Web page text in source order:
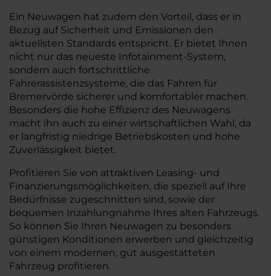
Ein Neuwagen hat zudem den Vorteil, dass er in
Bezug auf Sicherheit und Emissionen den
aktuellsten Standards entspricht. Er bietet Ihnen
nicht nur das neueste Infotainment-System,
sondern auch fortschrittliche
Fahrerassistenzsysteme, die das Fahren für
Bremervörde sicherer und komfortabler machen.
Besonders die hohe Effizienz des Neuwagens
macht ihn auch zu einer wirtschaftlichen Wahl, da
er langfristig niedrige Betriebskosten und hohe
Zuverlässigkeit bietet.
Profitieren Sie von attraktiven Leasing- und
Finanzierungsmöglichkeiten, die speziell auf Ihre
Bedürfnisse zugeschnitten sind, sowie der
bequemen Inzahlungnahme Ihres alten Fahrzeugs.
So können Sie Ihren Neuwagen zu besonders
günstigen Konditionen erwerben und gleichzeitig
von einem modernen, gut ausgestatteten
Fahrzeug profitieren.